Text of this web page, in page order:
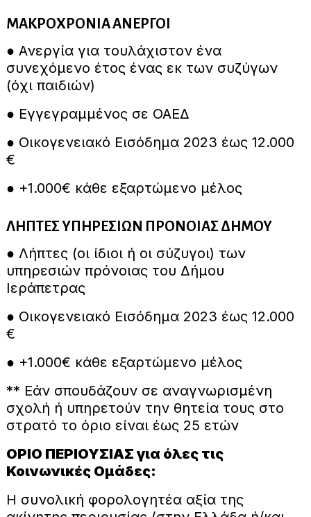
ΜΑΚΡΟΧΡΟΝΙΑ ΑΝΕΡΓΟΙ
● Ανεργία για τουλάχιστον ένα
συνεχόμενο έτος ένας εκ των συζύγων
(όχι παιδιών)
● Εγγεγραμμένος σε ΟΑΕΔ
● Οικογενειακό Εισόδημα 2023 έως 12.000
€
● +1.000€ κάθε εξαρτώμενο μέλος
ΛΗΠΤΕΣ ΥΠΗΡΕΣΙΩΝ ΠΡΟΝΟΙΑΣ ΔΗΜΟΥ
● Λήπτες (οι ίδιοι ή οι σύζυγοι) των
υπηρεσιών πρόνοιας του Δήμου
Ιεράπετρας
● Οικογενειακό Εισόδημα 2023 έως 12.000
€
● +1.000€ κάθε εξαρτώμενο μέλος
** Εάν σπουδάζουν σε αναγνωρισμένη
σχολή ή υπηρετούν την θητεία τους στο
στρατό το όριο είναι έως 25 ετών
ΟΡΙΟ ΠΕΡΙΟΥΣΙΑΣ για όλες τις
Κοινωνικές Ομάδες:
Η συνολική φορολογητέα αξία της